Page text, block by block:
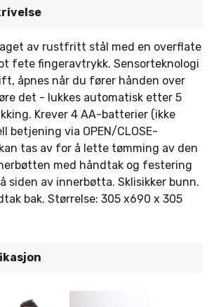
av rustfritt stål med en overflate
fete fingeravtrykk. Sensorteknologi
åpnes når du fører hånden over
det - lukkes automatisk etter 5
Krever 4 AA-batterier (ikke
betjening via OPEN/CLOSE-
tas av for å lette tømming av den
med håndtak og festering
siden av innerbøtta. Sklisikker bunn.
bak. Størrelse: 305 x690 x 305